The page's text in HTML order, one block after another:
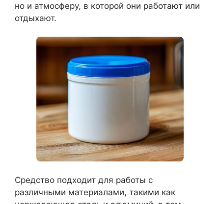
но и атмосферу, в которой они работают или
отдыхают.
Средство подходит для работы с
различными материалами, такими как